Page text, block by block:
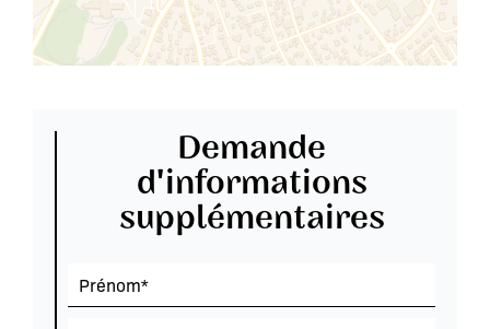
Demande
d'informations
supplémentaires